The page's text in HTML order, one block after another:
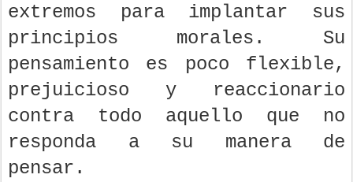
extremos para implantar sus
principios morales. Su
pensamiento es poco flexible,
prejuicioso y reaccionario
contra todo aquello que no
responda a su manera de
pensar.